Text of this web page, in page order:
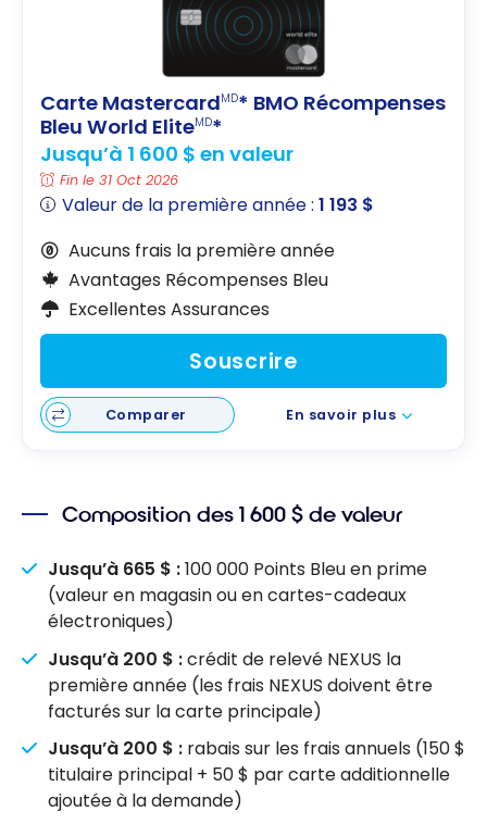
Carte MastercardMD* BMO Récompenses
Bleu World EliteMD*
Jusqu’à 1 600 $ en valeur
Fin le 31 Oct 2026
Valeur de la première année :1 193 $
Aucuns frais la première année
Avantages Récompenses Bleu
Excellentes Assurances
Souscrire
Comparer En savoir plus
Composition des 1 600 $ de valeur
Jusqu’à 665 $ :100 000 Points Bleu en prime
(valeur en magasin ou en cartes-cadeaux
électroniques)
Jusqu’à 200 $ :crédit de relevé NEXUS la
première année (les frais NEXUS doivent être
facturés sur la carte principale)
Jusqu’à 200 $ : rabais sur les frais annuels (150 $
titulaire principal + 50 $ par carte additionnelle
ajoutée à la demande)